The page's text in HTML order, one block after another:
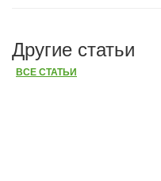
Другие статьи
ВСЕ СТАТЬИ